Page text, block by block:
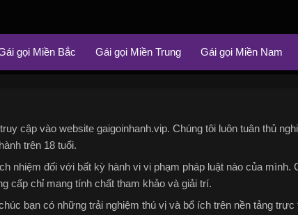
gọi Miền Bắc Gái gọi Miền Trung Gái gọi Miền Nam
cập vào website gaigoinhanh.vip. Chúng tôi luôn tuân thủ
trên 18 tuổi.
nhiệm đối với bất kỳ hành vi vi phạm pháp luật nào của mình.
cấp chỉ mang tính chất tham khảo và giải trí.
bạn có những trải nghiệm thú vị và bổ ích trên nền tảng trực